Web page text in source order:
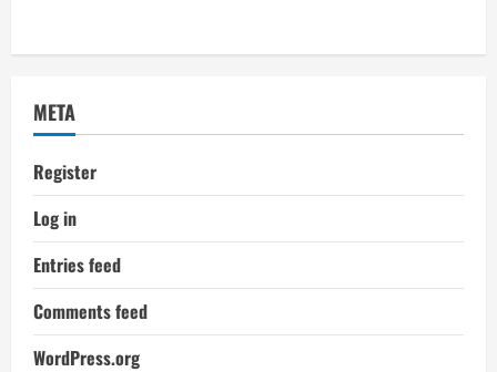
META
Register
Log in
Entries feed
Comments feed
WordPress.org